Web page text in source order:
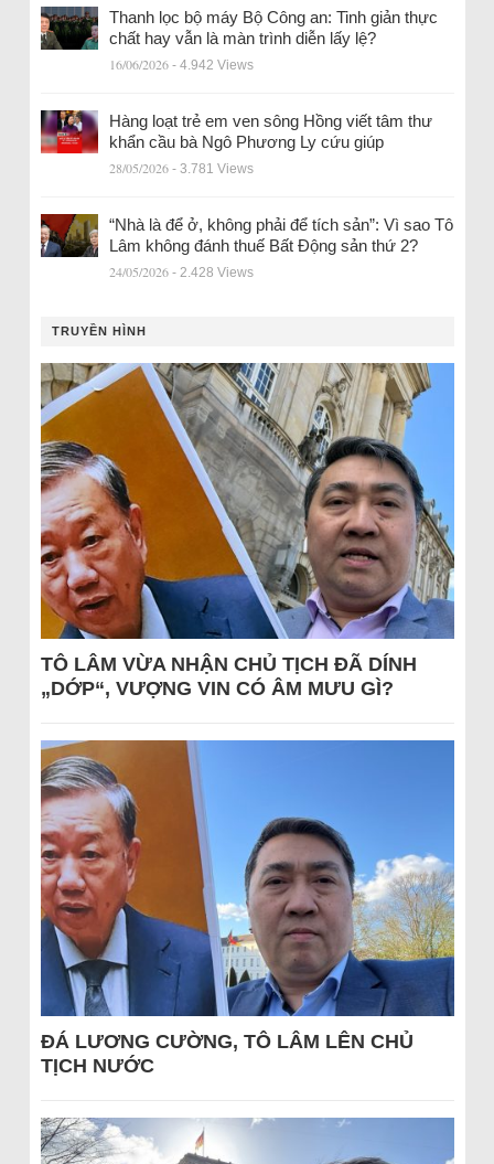
Thanh lọc bộ máy Bộ Công an: Tinh giản thực
chất hay vẫn là màn trình diễn lấy lệ?
16/06/2026 - 4.942 Views
Hàng loạt trẻ em ven sông Hồng viết tâm thư
khẩn cầu bà Ngô Phương Ly cứu giúp
28/05/2026 - 3.781 Views
“Nhà là để ở, không phải để tích sản”: Vì sao Tô
Lâm không đánh thuế Bất Động sản thứ 2?
24/05/2026 - 2.428 Views
TRUYỀN HÌNH
TÔ LÂM VỪA NHẬN CHỦ TỊCH ĐÃ DÍNH
„DỚP“, VƯỢNG VIN CÓ ÂM MƯU GÌ?
ĐÁ LƯƠNG CƯỜNG, TÔ LÂM LÊN CHỦ
TỊCH NƯỚC